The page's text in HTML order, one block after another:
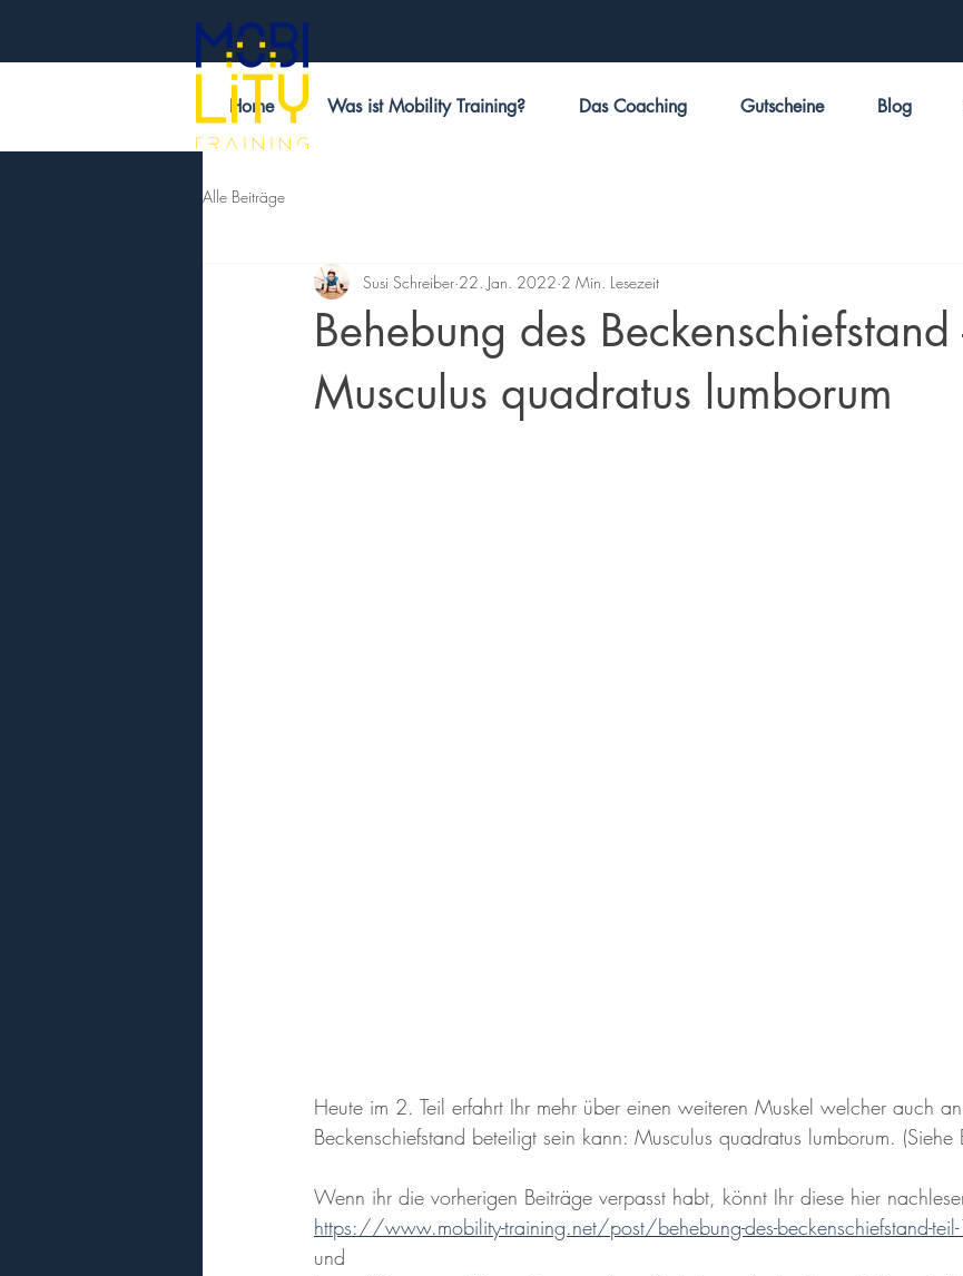
Home Was ist Mobility Training? Das Coaching Gutscheine Blog
Alle Beiträge
Behebung des
Musculus quadratus lumborum
Susi Schreiber 22. Jan. 2022 2 Min. Lesezeit
Heute im 2. Teil erfahrt Ihr mehr über einen weiteren Muskel welcher auch
Beckenschiefstand beteiligt sein kann: Musculus quadratus lumborum. (Siehe
Wenn ihr die vorherigen Beiträge verpasst habt, könnt Ihr diese hier
https://www.mobility-training.net/post/behebung-des-beckenschiefstand-teil-
und